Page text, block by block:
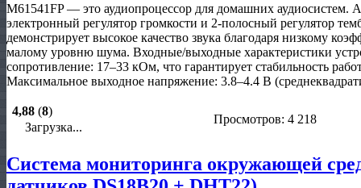
M61541FP — это аудиопроцессор для домашних аудиосистем.
электронный регулятор громкости и 2-полосный регулятор
демонстрирует высокое качество звука благодаря низкому
малому уровню шума. Входные/выходные характеристики
сопротивление: 17–33 кОм, что гарантирует стабильность
Максимальное выходное напряжение: 3.8–4.4 В
4,88 (8)
Загрузка...
Просмотров: 4 218
Система мониторинга окружающей